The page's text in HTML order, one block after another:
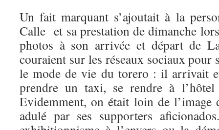
Un fait marquant s’ajoutait à la
Calle et sa prestation de dimanche
photos à son arrivée et départ de
couraient sur les réseaux sociaux pour
le mode de vie du torero : il arrivait
prendre un taxi, se rendre à
Evidemment, on était loin de
adulé par ses supporters